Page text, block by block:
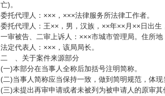
亡)。
委托代理人：×××，×××法律服务所法律工作者。
委托代理人：王××，男，汉族，××年××月××日出
一审被告、二审上诉人：×××市城市管理局。住所地
法定代表人：×××，该局局长。
二 、关于案件来源部分
(一)本部分在当事人全称后加括号注明简称。
(二)当事人简称应当保持一致，做到简明规范，体现
(三)未提出再审申请或者未被列为被申请人的原审